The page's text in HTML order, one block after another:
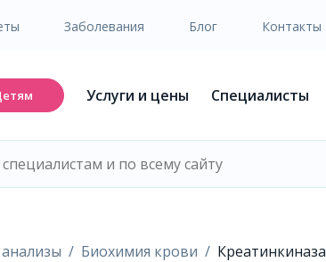
Заболевания Блог Контакты
Услуги и цены Специалисты
Биохимия крови Креатинкиназа